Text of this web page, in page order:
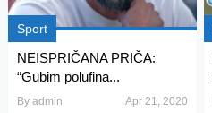
Sport
NEISPRIČANA PRIČA:
“Gubim polufina...
By admin Apr 21, 2020